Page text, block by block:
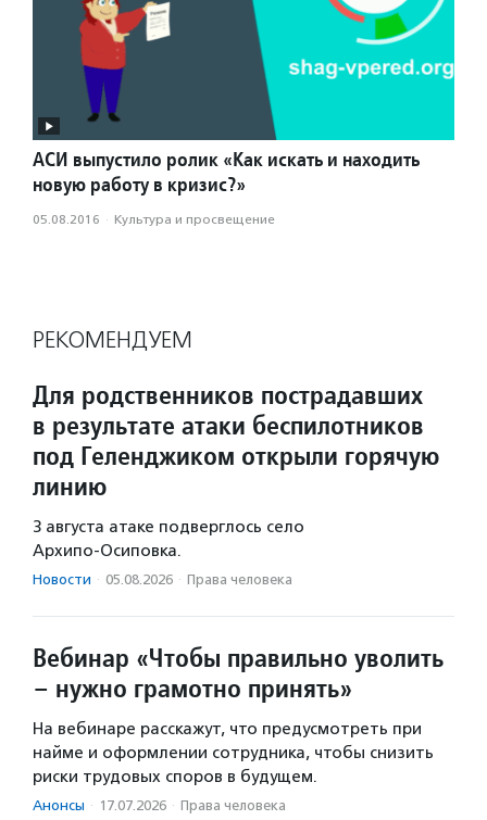
АСИ выпустило ролик «Как искать и находить
новую работу в кризис?»
05.08.2016 · Культура и просвещение
РЕКОМЕНДУЕМ
Для родственников пострадавших
в результате атаки беспилотников
под Геленджиком открыли горячую
линию
3 августа атаке подверглось село
Архипо‑Осиповка.
Новости · 05.08.2026 · Права человека
Вебинар «Чтобы правильно уволить
– нужно грамотно принять»
На вебинаре расскажут, что предусмотреть при
найме и оформлении сотрудника, чтобы снизить
риски трудовых споров в будущем.
Анонсы · 17.07.2026 · Права человека